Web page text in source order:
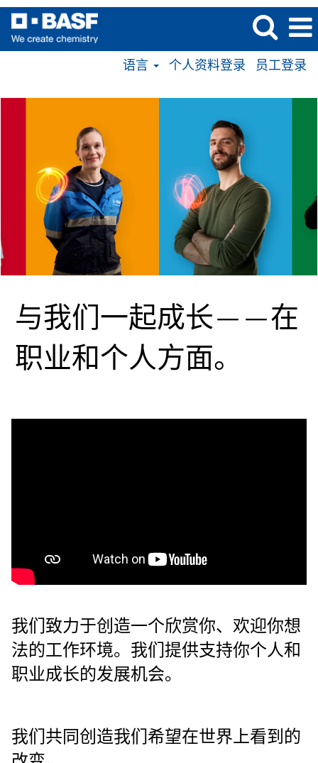
语言 个人资料登录 员工登录
与我们一起成长——在
职业和个人方面。
我们致力于创造一个欣赏你、欢迎你想
法的工作环境。我们提供支持你个人和
职业成长的发展机会。
我们共同创造我们希望在世界上看到的